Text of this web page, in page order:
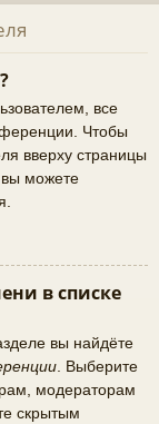
все
Чтобы
вверху страницы
можете
в списке
вы найдёте
. Выберите
модераторам
скрытым